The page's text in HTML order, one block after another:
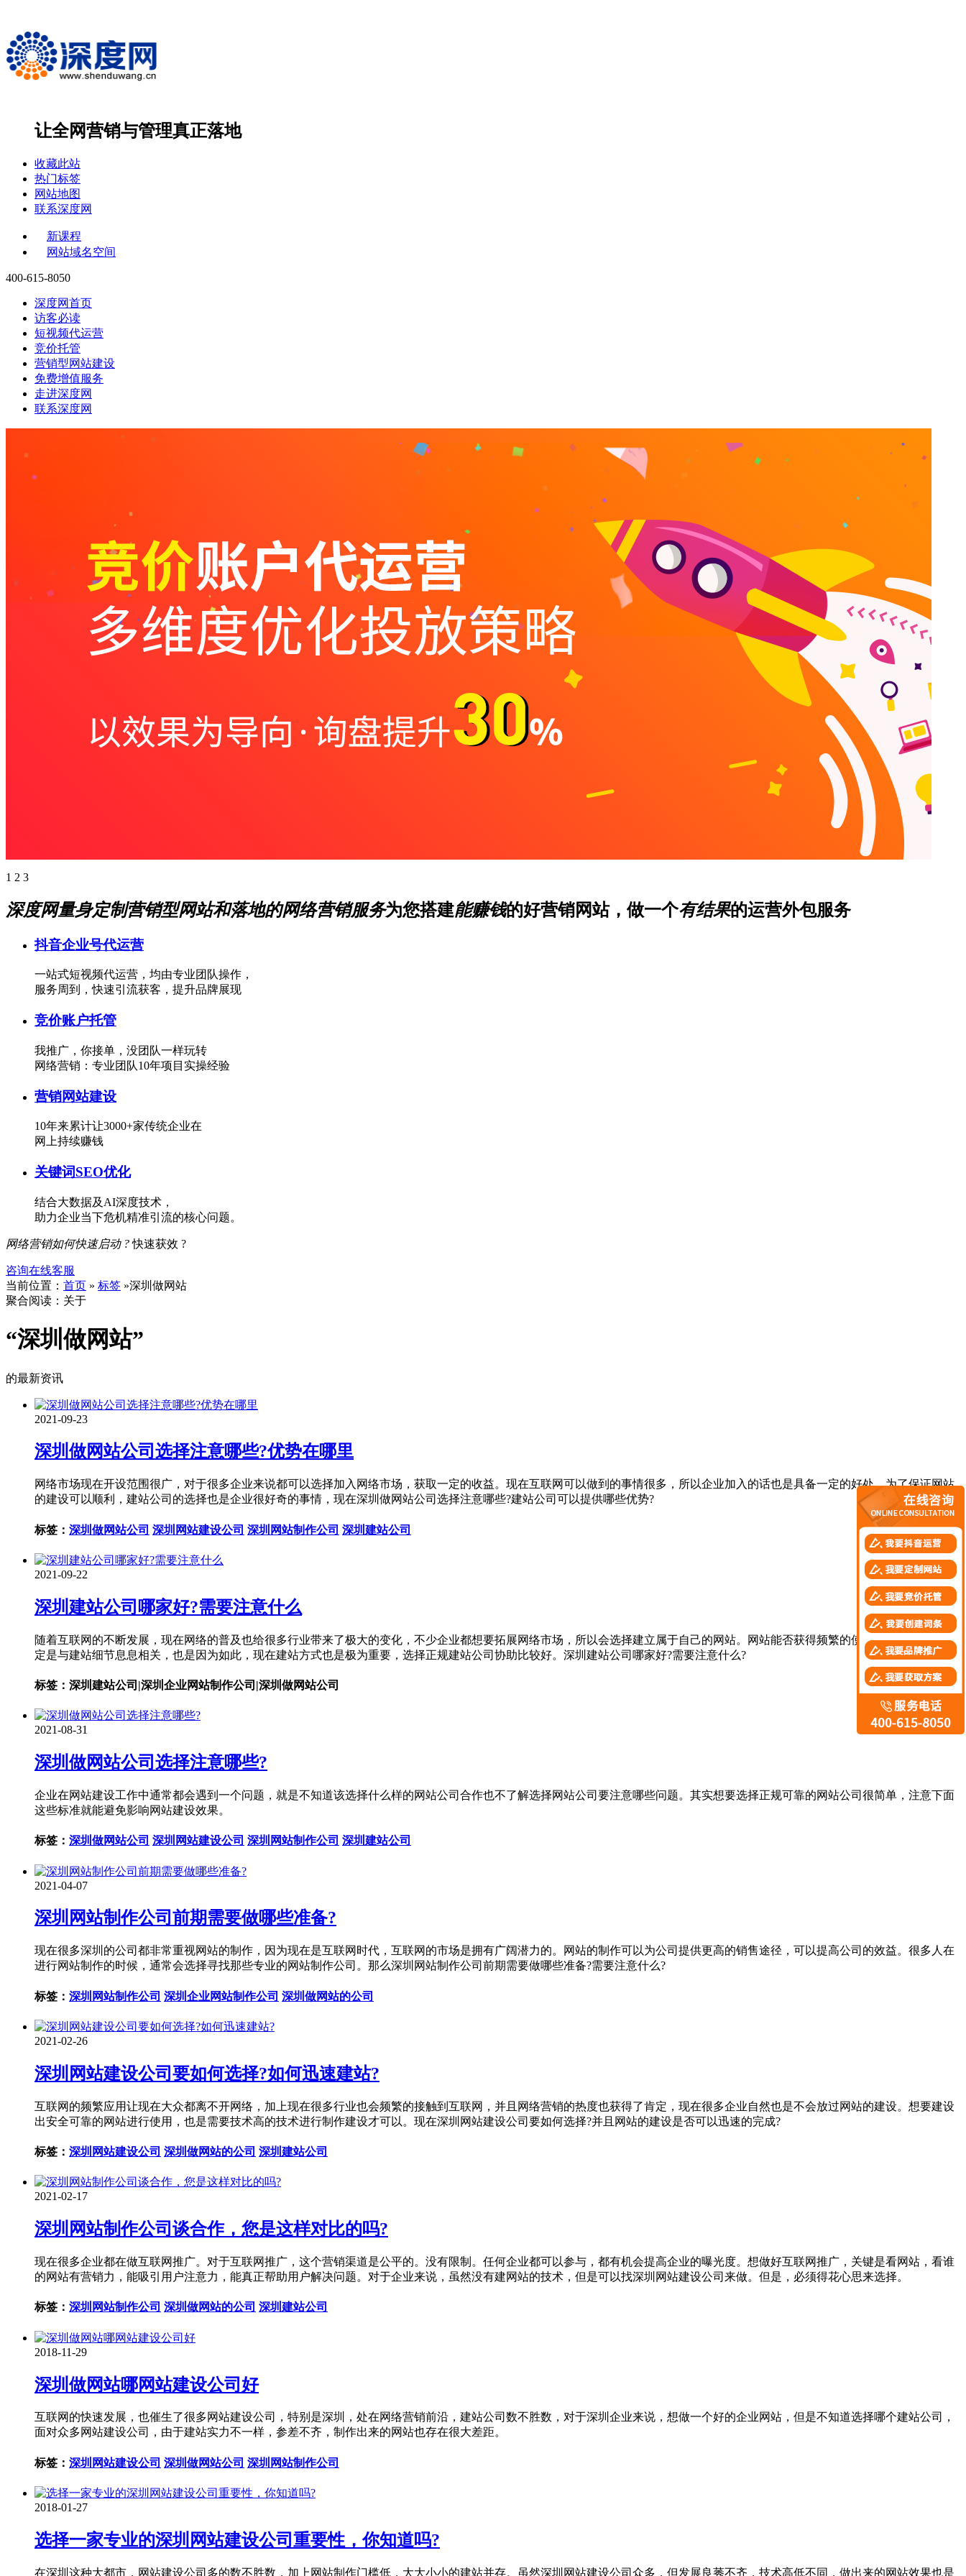
让全网营销与管理真正落地
收藏此站
热门标签
网站地图
联系深度网
新课程
网站域名空间
400-615-8050
深度网首页
访客必读
短视频代运营
竞价托管
营销型网站建设
免费增值服务
走进深度网
联系深度网
1 2 3
深度网量身定制营销型网站和落地的网络营销服务为您搭建能赚钱的好营销网站，做一个有结果的运营外包服务
抖音企业号代运营
一站式短视频代运营，均由专业团队操作，
服务周到，快速引流获客，提升品牌展现
竞价账户托管
我推广，你接单，没团队一样玩转
网络营销：专业团队10年项目实操经验
营销网站建设
10年来累计让3000+家传统企业在
网上持续赚钱
关键词SEO优化
结合大数据及AI深度技术，
助力企业当下危机精准引流的核心问题。
网络营销如何快速启动 ?快速获效 ?
咨询在线客服
当前位置： 首页 » 标签 »深圳做网站
聚合阅读：关于
“深圳做网站”
的最新资讯
2021-09-23
深圳做网站公司选择注意哪些?优势在哪里
网络市场现在开设范围很广，对于很多企业来说都可以选择加入网络市场，获取一定的收益。现在互联网可以做到的事情很多，所以企业加入的话也是具备一定的好处，为了保证网站
的建设可以顺利，建站公司的选择也是企业很好奇的事情，现在深圳做网站公司选择注意哪些?建站公司可以提供哪些优势?
标签： 深圳做网站公司 深圳网站建设公司 深圳网站制作公司 深圳建站公司
2021-09-22
深圳建站公司哪家好?需要注意什么
随着互联网的不断发展，现在网络的普及也给很多行业带来了极大的变化，不少企业都想要拓展网络市场，所以会选择建立属于自己的网站。网站能否获得频繁的使用以及知名度，肯
定是与建站细节息息相关，也是因为如此，现在建站方式也是极为重要，选择正规建站公司协助比较好。深圳建站公司哪家好?需要注意什么?
标签：深圳建站公司|深圳企业网站制作公司|深圳做网站公司
2021-08-31
深圳做网站公司选择注意哪些?
企业在网站建设工作中通常都会遇到一个问题，就是不知道该选择什么样的网站公司合作也不了解选择网站公司要注意哪些问题。其实想要选择正规可靠的网站公司很简单，注意下面
这些标准就能避免影响网站建设效果。
标签： 深圳做网站公司 深圳网站建设公司 深圳网站制作公司 深圳建站公司
2021-04-07
深圳网站制作公司前期需要做哪些准备?
现在很多深圳的公司都非常重视网站的制作，因为现在是互联网时代，互联网的市场是拥有广阔潜力的。网站的制作可以为公司提供更高的销售途径，可以提高公司的效益。很多人在
进行网站制作的时候，通常会选择寻找那些专业的网站制作公司。那么深圳网站制作公司前期需要做哪些准备?需要注意什么?
标签： 深圳网站制作公司 深圳企业网站制作公司 深圳做网站的公司
2021-02-26
深圳网站建设公司要如何选择?如何迅速建站?
互联网的频繁应用让现在大众都离不开网络，加上现在很多行业也会频繁的接触到互联网，并且网络营销的热度也获得了肯定，现在很多企业自然也是不会放过网站的建设。想要建设
出安全可靠的网站进行使用，也是需要技术高的技术进行制作建设才可以。现在深圳网站建设公司要如何选择?并且网站的建设是否可以迅速的完成?
标签： 深圳网站建设公司 深圳做网站的公司 深圳建站公司
2021-02-17
深圳网站制作公司谈合作，您是这样对比的吗?
现在很多企业都在做互联网推广。对于互联网推广，这个营销渠道是公平的。没有限制。任何企业都可以参与，都有机会提高企业的曝光度。想做好互联网推广，关键是看网站，看谁
的网站有营销力，能吸引用户注意力，能真正帮助用户解决问题。对于企业来说，虽然没有建网站的技术，但是可以找深圳网站建设公司来做。但是，必须得花心思来选择。
标签： 深圳网站制作公司 深圳做网站的公司 深圳建站公司
2018-11-29
深圳做网站哪网站建设公司好
互联网的快速发展，也催生了很多网站建设公司，特别是深圳，处在网络营销前沿，建站公司数不胜数，对于深圳企业来说，想做一个好的企业网站，但是不知道选择哪个建站公司，
面对众多网站建设公司，由于建站实力不一样，参差不齐，制作出来的网站也存在很大差距。
标签： 深圳网站建设公司 深圳做网站公司 深圳网站制作公司
2018-01-27
选择一家专业的深圳网站建设公司重要性，你知道吗?
在深圳这种大都市，网站建设公司多的数不胜数，加上网站制作门槛低，大大小小的建站并存。虽然深圳网站建设公司众多，但发展良莠不齐，技术高低不同，做出来的网站效果也是